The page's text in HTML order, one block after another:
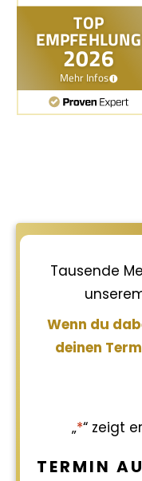
Tausende
Wenn du
deinen
„*“ zeigt
TERMIN